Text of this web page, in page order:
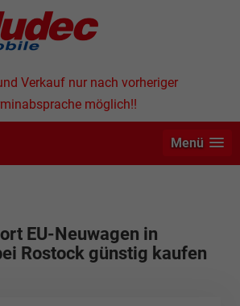
Verkauf nur nach vorheriger
möglich!!
Menü
EU-Neuwagen in
Rostock günstig kaufen